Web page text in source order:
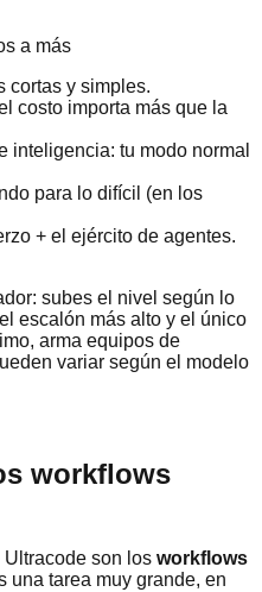
a más
cortas y simples.
costo importa más que la
inteligencia: tu modo normal
para lo difícil (en los
+ el ejército de agentes.
subes el nivel según lo
escalón más alto y el único
arma equipos de
variar según el modelo
workflows
Ultracode son los workflows
una tarea muy grande, en